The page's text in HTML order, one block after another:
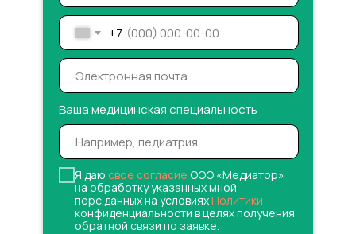
+7
Ваша медицинская специальность
Я даю свое согласие ООО «Медиатор»
на обработку указанных мной
перс.данных на условияхПолитики
конфиденциальности в целях получения
обратной связи по заявке.